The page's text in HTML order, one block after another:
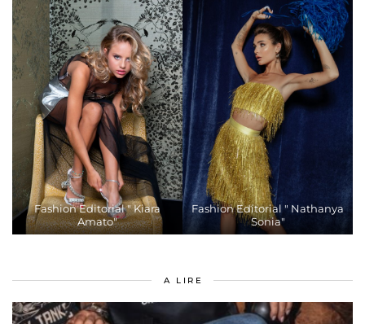
Fashion Editorial " Kiara
Amato"
Fashion Editorial " Nathanya
Sonia"
A LIRE